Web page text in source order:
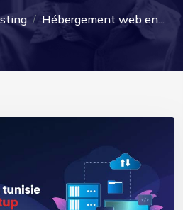
Hébergement web en...